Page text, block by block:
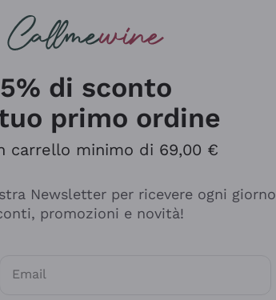
5% di sconto
primo ordine
carrello minimo di 69,00 €
Newsletter per ricevere ogni giorno
promozioni e novità!
Email